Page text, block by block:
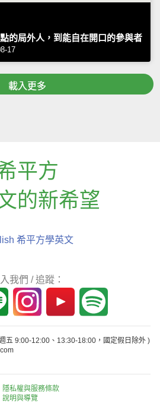
的局外人，到能自在開口的參與者
17
載入更多
平方
的新希望
希平方學英文
我們 / 追蹤：
五 9:00-12:00、13:30-18:00，國定假日除外 )
隱私權與服務條款
說明與導覽